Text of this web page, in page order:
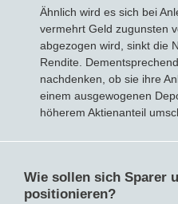
Ähnlich wird es sich bei
vermehrt Geld zugunsten
abgezogen wird, sinkt die
Rendite.
nachdenken, ob sie ihre
einem ausgewogenen
höherem Aktienanteil
Wie sollen sich Sparer
positionieren?